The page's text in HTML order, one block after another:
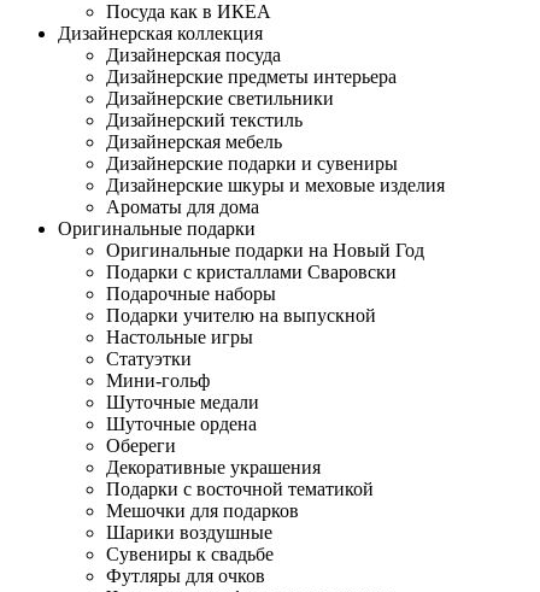
Посуда как в ИКЕА
Дизайнерская коллекция
Дизайнерская посуда
Дизайнерские предметы интерьера
Дизайнерские светильники
Дизайнерский текстиль
Дизайнерская мебель
Дизайнерские подарки и сувениры
Дизайнерские шкуры и меховые изделия
Ароматы для дома
Оригинальные подарки
Оригинальные подарки на Новый Год
Подарки с кристаллами Сваровски
Подарочные наборы
Подарки учителю на выпускной
Настольные игры
Статуэтки
Мини-гольф
Шуточные медали
Шуточные ордена
Обереги
Декоративные украшения
Подарки с восточной тематикой
Мешочки для подарков
Шарики воздушные
Сувениры к свадьбе
Футляры для очков